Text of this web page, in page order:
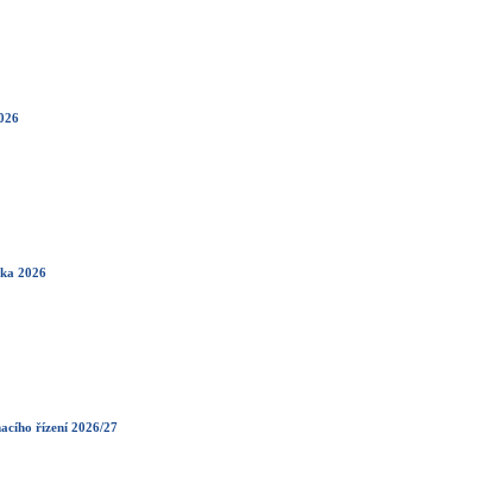
2026
řízení 2026/27